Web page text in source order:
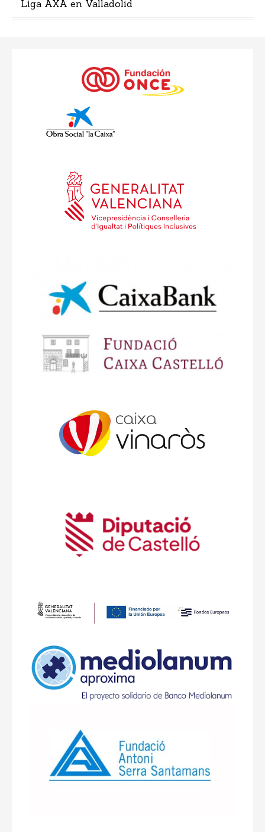
entradas
Liga AXA en Valladolid